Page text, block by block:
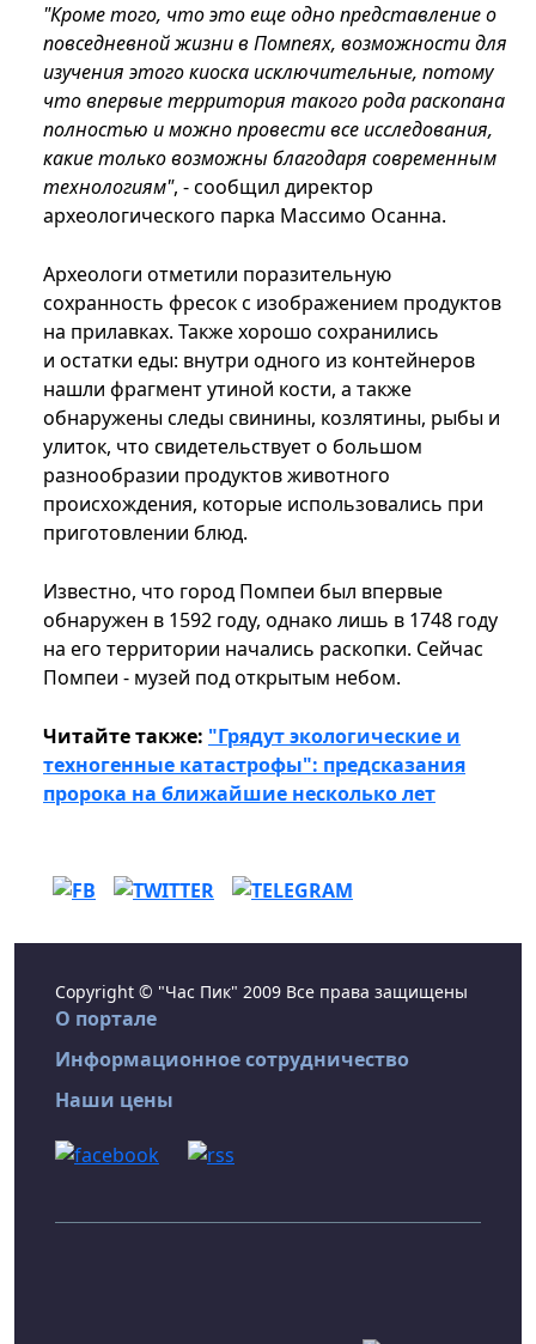
"Кроме того, что это еще одно представление о
повседневной жизни в Помпеях, возможности для
изучения этого киоска исключительные, потому
что впервые территория такого рода раскопана
полностью и можно провести все исследования,
какие только возможны благодаря современным
технологиям", - сообщил директор
археологического парка Массимо Осанна.
Археологи отметили поразительную
сохранность фресок с изображением продуктов
на прилавках. Также хорошо сохранились
и остатки еды: внутри одного из контейнеров
нашли фрагмент утиной кости, а также
обнаружены следы свинины, козлятины, рыбы и
улиток, что свидетельствует о большом
разнообразии продуктов животного
происхождения, которые использовались при
приготовлении блюд.
Известно, что город Помпеи был впервые
обнаружен в 1592 году, однако лишь в 1748 году
на его территории начались раскопки. Сейчас
Помпеи - музей под открытым небом.
Читайте также: "Грядут экологические и
техногенные катастрофы": предсказания
пророка на ближайшие несколько лет
Copyright © "Час Пик" 2009 Все права защищены
О портале
Информационное сотрудничество
Наши цены